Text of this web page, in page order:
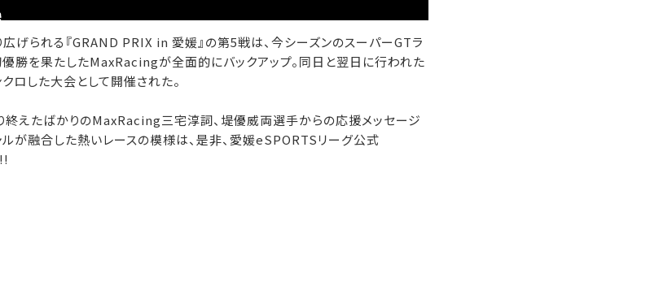
げられる『GRAND PRIX in 愛媛』の第5戦は、今シーズンのスーパーGTラ
勝を果たしたMaxRacingが全面的にバックアップ。同日と翌日に行われた
ロした大会として開催された。
終えたばかりのMaxRacing三宅淳詞、堤優威両選手からの応援メッセージ
が融合した熱いレースの模様は、是非、愛媛eSPORTSリーグ公式